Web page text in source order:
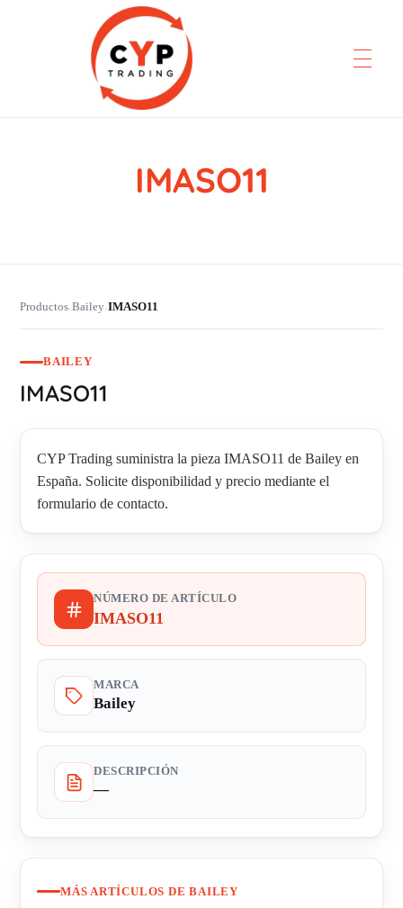
IMASO11
Productos›Bailey›IMASO11
BAILEY
IMASO11
CYP Trading suministra la pieza IMASO11 de Bailey en
España. Solicite disponibilidad y precio mediante el
formulario de contacto.
NÚMERO DE ARTÍCULO
IMASO11
MARCA
Bailey
DESCRIPCIÓN
—
MÁS ARTÍCULOS DE BAILEY